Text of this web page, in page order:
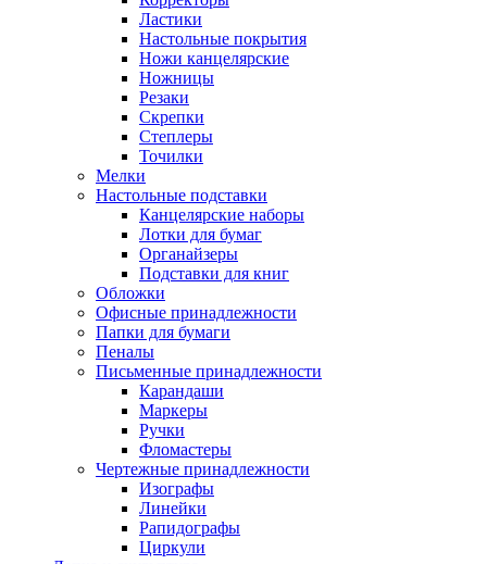
Ластики
Настольные покрытия
Ножи канцелярские
Ножницы
Резаки
Скрепки
Степлеры
Точилки
Мелки
Настольные подставки
Канцелярские наборы
Лотки для бумаг
Органайзеры
Подставки для книг
Обложки
Офисные принадлежности
Папки для бумаги
Пеналы
Письменные принадлежности
Карандаши
Маркеры
Ручки
Фломастеры
Чертежные принадлежности
Изографы
Линейки
Рапидографы
Циркули